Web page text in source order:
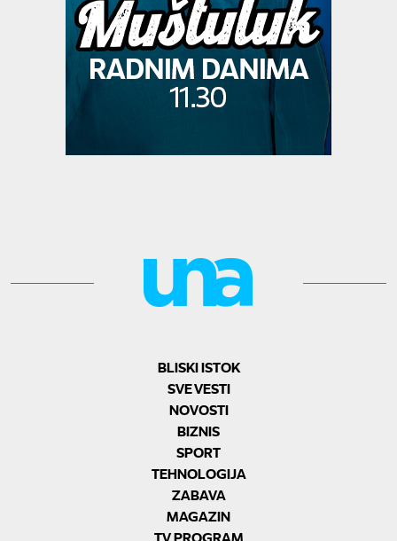
BLISKI ISTOK
SVE VESTI
NOVOSTI
BIZNIS
SPORT
TEHNOLOGIJA
ZABAVA
MAGAZIN